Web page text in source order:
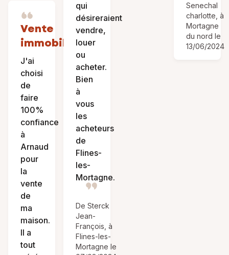
Vente
immobilière
J'ai
choisi
de
faire
100%
confiance
à
Arnaud
pour
la
vente
de
ma
maison.
Il a
tout
qui
désireraient
vendre,
louer
ou
acheter.
Bien
à
vous
les
acheteurs
de
Flines-
les-
Mortagne.
De Sterck
Jean-
François, à
Flines-les-
Mortagne le
Senechal
charlotte, à
Mortagne
du nord le
13/06/2024